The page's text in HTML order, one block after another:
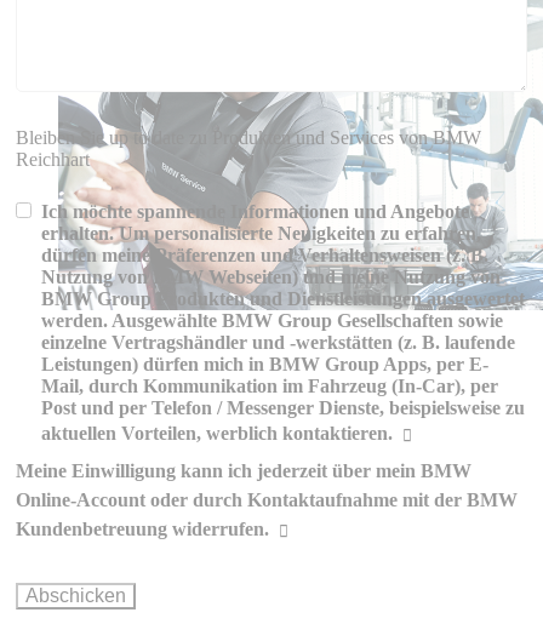
Bleiben Sie up to date zu Produkten und Services von BMW
Reichhart
Ich möchte spannende Informationen und Angebote
erhalten. Um personalisierte Neuigkeiten zu erfahren,
dürfen meine Präferenzen und Verhaltensweisen (z. B.
Nutzung von BMW Webseiten) und meine Nutzung von
BMW Group Produkten und Dienstleistungen ausgewertet
werden. Ausgewählte BMW Group Gesellschaften sowie
einzelne Vertragshändler und -werkstätten (z. B. laufende
Leistungen) dürfen mich in BMW Group Apps, per E-
Mail, durch Kommunikation im Fahrzeug (In-Car), per
Post und per Telefon / Messenger Dienste, beispielsweise zu
aktuellen Vorteilen, werblich kontaktieren.
Erklärungen zur werblichen
Kommunikation und Personalisierung
Meine Einwilligung kann ich jederzeit über mein BMW
Online-Account oder durch Kontaktaufnahme mit der BMW
Kundenbetreuung widerrufen.
Wie können Sie Ihre Einwilligung ändern oder widerrufen?